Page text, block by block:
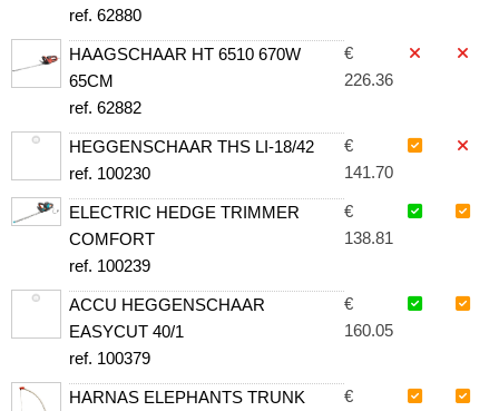
ref. 62880
HAAGSCHAAR HT 6510 670W
65CM
ref. 62882
€
226.36
HEGGENSCHAAR THS LI-18/42
ref. 100230
€
141.70
ELECTRIC HEDGE TRIMMER
COMFORT
ref. 100239
€
138.81
ACCU HEGGENSCHAAR
EASYCUT 40/1
ref. 100379
€
160.05
HARNAS ELEPHANTS TRUNK
€